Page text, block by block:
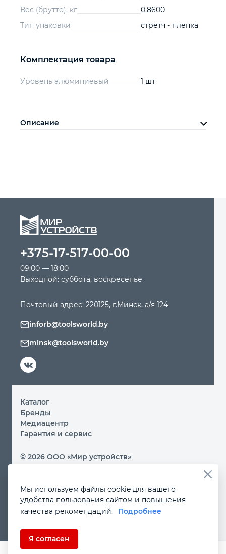
Вес (брутто), кг
0.8600
Тип упаковки
стретч - пленка
Комплектация товара
Уровень алюминиевый 1 шт
Описание
+375-17-517-00-00
09:00 — 18:00
Выходной: суббота, воскресенье
Почтовый адрес: 220125, г.Минск, а/я 124
inforb@toolsworld.by
minsk@toolsworld.by
Каталог
Бренды
Медиацентр
Гарантия и сервис
© 2026 ООО «Мир устройств»
каждый раз, когда посещаете наш сайт и оставляете свои
данные в любой форме на сайте by.toolsworld.com
Если Вы не даете согласия на обработку своих
персональных данных, Вам необходимо покинуть наш
Мы используем файлы cookie для вашего
удобства пользования сайтом и повышения
качества рекомендаций.
Подробнее
Я согласен